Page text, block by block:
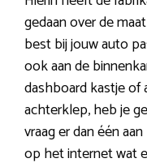
gedaan over de
best bij jouw auto
ook aan de
dashboard kastje of
achterklep, heb je
vraag er dan één
op het internet wat